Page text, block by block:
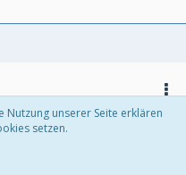
Seit heute
gut und ich mache mir
dem ich ja noch
Nutzung unserer Seite erklären
setzen.